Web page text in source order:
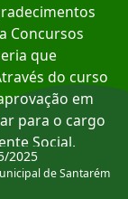
Concursos
que
do curso
em
para o cargo
Social.
atuando na
de Santarém.
2025
de Santarém